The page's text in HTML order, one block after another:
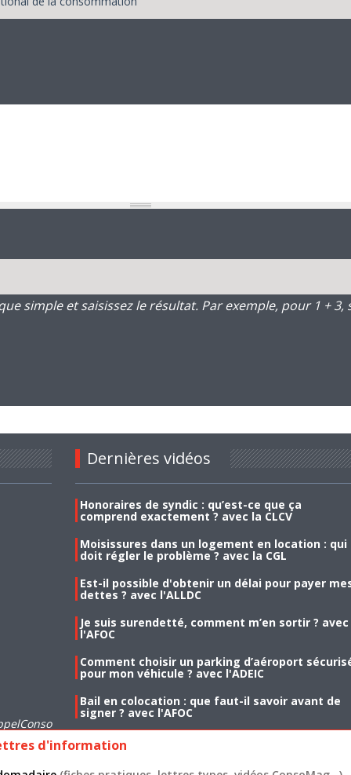
simple et saisissez le résultat. Par exemple, pour 1 + 3,
Dernières vidéos
Honoraires de syndic : qu’est-ce que ça
comprend exactement ? avec la CLCV
Moisissures dans un logement en location : qui
doit régler le problème ? avec la CGL
Est-il possible d'obtenir un délai pour payer
dettes ? avec l'ALLDC
Je suis surendetté, comment m’en sortir ? avec
l'AFOC
Comment choisir un parking d’aéroport
pour mon véhicule ? avec l'ADEIC
Bail en colocation : que faut-il savoir avant de
signer ? avec l'AFOC
d'information